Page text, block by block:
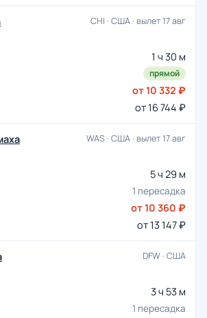
CHI · США · вылет 17 авг
1 ч 30 м
прямой
от 10 332 ₽
от 16 744 ₽
WAS · США · вылет 17 авг
5 ч 29 м
1 пересадка
от 10 360 ₽
от 13 147 ₽
DFW · США
3 ч 53 м
1 пересадка